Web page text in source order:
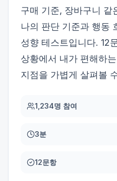
구매 기준, 장바구니 같
나의 판단 기준과 행동
성향 테스트입니다. 12
상황에서 내가 편해하
지점을 가볍게 살펴볼
1,234명 참여
3분
12문항